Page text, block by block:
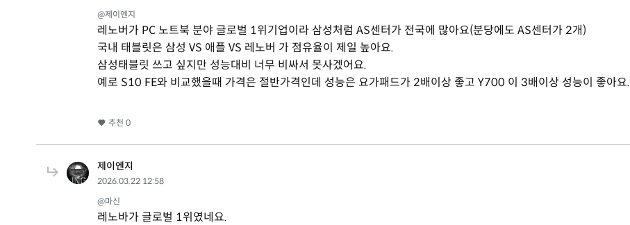
@제이엔지
레노버가 PC 노트북 분야 글로벌 1위기업이라 삼성처럼 AS센터가 전국에 많아요(분당에도 AS센터가 2개)
국내 태블릿은 삼성 VS 애플 VS 레노버 가 점유율이 제일 높아요.
삼성태블릿 쓰고 싶지만 성능대비 너무 비싸서 못사겠어요.
예로 S10 FE와 비교했을때 가격은 절반가격인데 성능은 요가패드가 2배이상 좋고 Y700 이 3배이상 성능이 좋아요.
추천 0
제이엔지
2026.03.22 12:58
@마신
레노바가 글로벌 1위였네요.